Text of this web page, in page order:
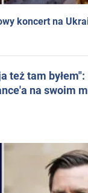
koncert na
też tam
na swoim